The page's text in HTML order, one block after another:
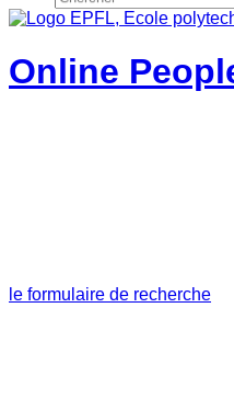
Online
le formulaire de recherche